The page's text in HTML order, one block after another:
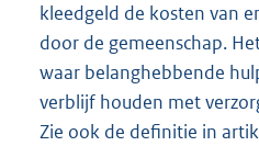
kleedgeld de kosten van
door de gemeenschap.
waar belanghebbende
verblijf houden met
Zie ook de definitie in